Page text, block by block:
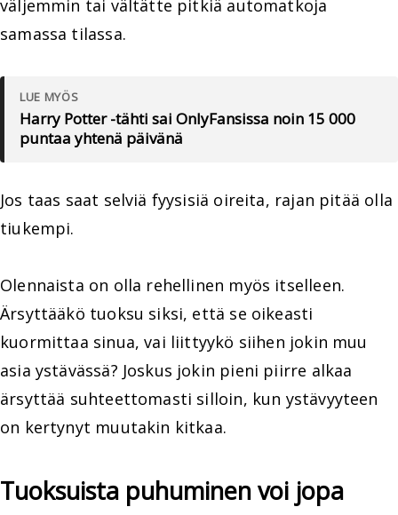
väljemmin tai vältätte pitkiä automatkoja
samassa tilassa.
LUE MYÖS
Harry Potter -tähti sai OnlyFansissa noin 15 000
puntaa yhtenä päivänä
Jos taas saat selviä fyysisiä oireita, rajan pitää olla
tiukempi.
Olennaista on olla rehellinen myös itselleen.
Ärsyttääkö tuoksu siksi, että se oikeasti
kuormittaa sinua, vai liittyykö siihen jokin muu
asia ystävässä? Joskus jokin pieni piirre alkaa
ärsyttää suhteettomasti silloin, kun ystävyyteen
on kertynyt muutakin kitkaa.
Tuoksuista puhuminen voi jopa